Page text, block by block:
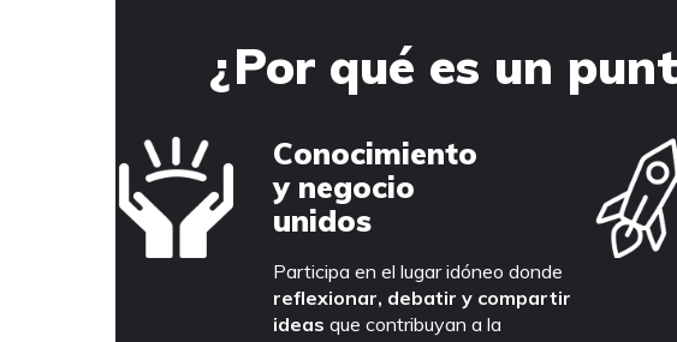
¿Por qué es un
Conocimiento
y negocio
unidos
Participa en el lugar idóneo donde
reflexionar, debatir y compartir
ideas que contribuyan a la